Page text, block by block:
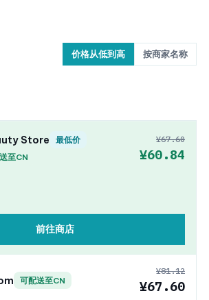
价格从低到高 按商家名称
Store 最低价
至CN
¥67.60
¥60.84
前往商店
可配送至CN
¥81.12
¥67.60